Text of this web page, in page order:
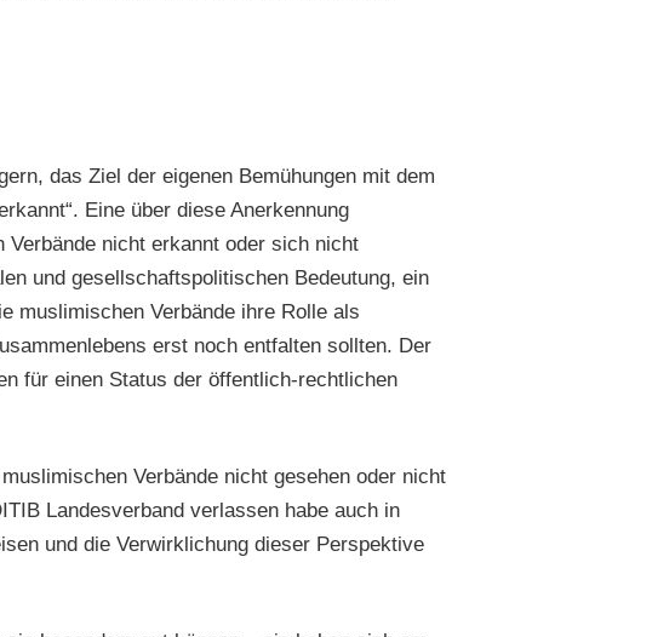
das Ziel der eigenen Bemühungen mit dem
Eine über diese Anerkennung
Verbände nicht erkannt oder sich nicht
und gesellschaftspolitischen Bedeutung, ein
muslimischen Verbände ihre Rolle als
erst noch entfalten sollten. Der
für einen Status der öffentlich-rechtlichen
Verbände nicht gesehen oder nicht
Landesverband verlassen habe auch in
und die Verwirklichung dieser Perspektive